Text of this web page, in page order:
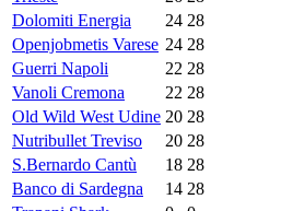
Dolomiti Energia
24 28
Openjobmetis Varese 24 28
Guerri Napoli
22 28
Vanoli Cremona
22 28
Old Wild West Udine 20 28
Nutribullet Treviso
20 28
S.Bernardo Cantù
18 28
Banco di Sardegna
14 28